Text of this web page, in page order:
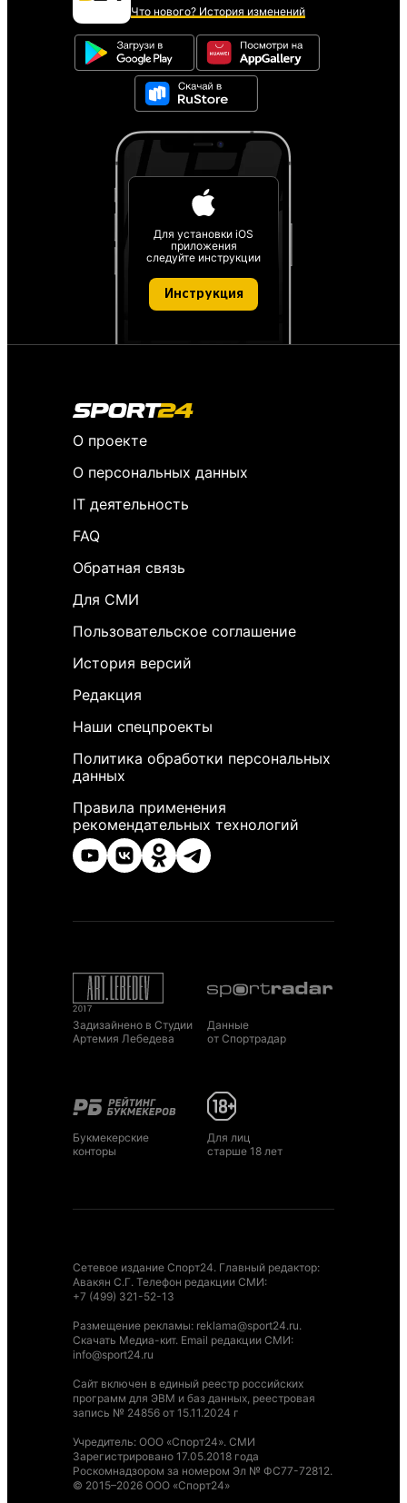
Что нового? История изменений
Для установки iOS
приложения
следуйте инструкции
Инструкция
О проекте
О персональных данных
IT деятельность
FAQ
Обратная связь
Для СМИ
Пользовательское соглашение
История версий
Редакция
Наши спецпроекты
Политика обработки персональных
данных
Правила применения
рекомендательных технологий
Задизайнено в Студии
Артемия Лебедева
Данные
от Спортрадар
Букмекерские
конторы
Для лиц
старше 18 лет
Сетевое издание Спорт24. Главный редактор:
Авакян С.Г. Телефон редакции СМИ:
+7 (499) 321-52-13
Размещение рекламы: reklama@sport24.ru.
Скачать Медиа-кит. Email редакции СМИ:
info@sport24.ru
Сайт включен в единый реестр российских
программ для ЭВМ и баз данных, реестровая
запись № 24856 от 15.11.2024 г
Учредитель: ООО «Спорт24». СМИ
Зарегистрировано 17.05.2018 года
Роскомнадзором за номером Эл № ФС77-72812.
© 2015–2026 ООО «Спорт24»